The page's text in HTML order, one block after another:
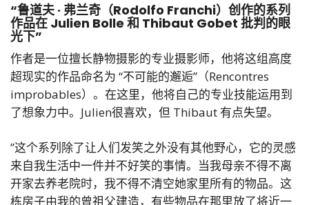
“鲁道夫 · 弗兰奇（Rodolfo Franchi）创作的系列
作品在 Julien Bolle 和 Thibaut Gobet 批判的眼
光下”
作者是一位擅长静物摄影的专业摄影师，他将这组高度
超现实的作品命名为 “不可能的邂逅”（Rencontres
improbables）。在这里，他将自己的专业技能运用到
了想象力中。Julien很喜欢，但 Thibaut 有点失望。
”这个系列除了让人们发笑之外没有其他野心，它的灵感
来自我生活中一件并不好笑的事情。当我母亲不得不离
开家去养老院时，我不得不清空她家里所有的物品。这
栋房子由我的曾祖父建造，有些物品在那里放了将近一